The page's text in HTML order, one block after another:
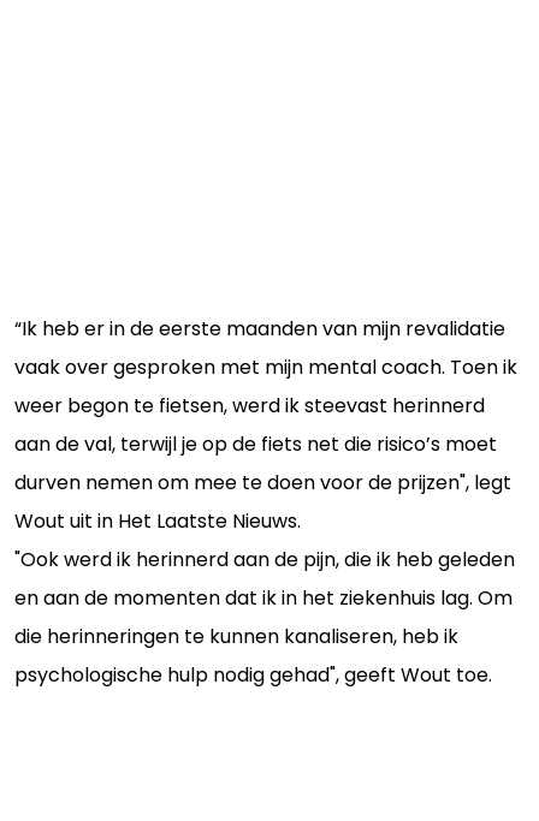
“Ik heb er in de eerste maanden van mijn revalidatie
vaak over gesproken met mijn mental coach. Toen ik
weer begon te fietsen, werd ik steevast herinnerd
aan de val, terwijl je op de fiets net die risico’s moet
durven nemen om mee te doen voor de prijzen", legt
Wout uit in Het Laatste Nieuws.
"Ook werd ik herinnerd aan de pijn, die ik heb geleden
en aan de momenten dat ik in het ziekenhuis lag. Om
die herinneringen te kunnen kanaliseren, heb ik
psychologische hulp nodig gehad", geeft Wout toe.